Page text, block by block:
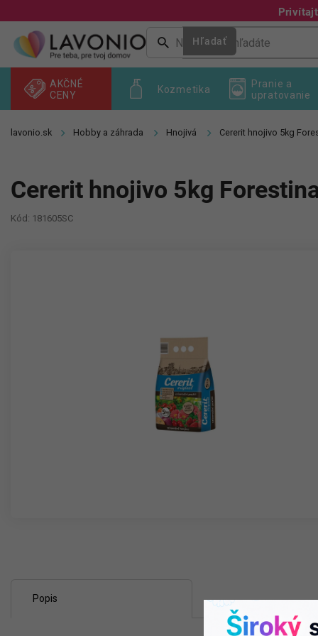
na
obsah
Hľadať
Kozmetika
AKČNÉ
CENY
Pranie a
upratovanie
Hobby a záhrada Hnojivá Cererit hnojivo 5kg
Cererit hnojivo 5kg
Kód: 181605SC
Popis